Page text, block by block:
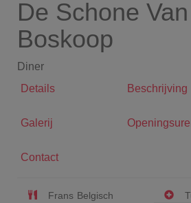
De Schone Van
Boskoop
Diner
Details
Beschrijving
Galerij
Contact
Frans Belgisch